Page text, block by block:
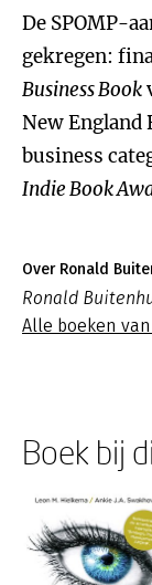
De SPOMP-
gekregen:
Business Book
New England
business
Indie Book
Over Ronald
Ronald
Alle boeken
Boek bij